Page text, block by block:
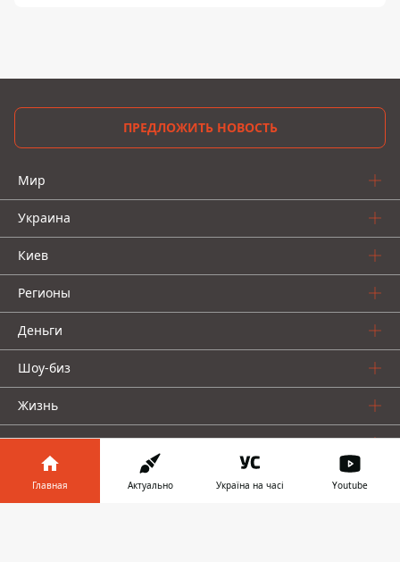
ПРЕДЛОЖИТЬ НОВОСТЬ
Мир
Украина
Киев
Регионы
Деньги
Шоу-биз
Жизнь
О нас
Главная Актуально Україна на часі Youtube